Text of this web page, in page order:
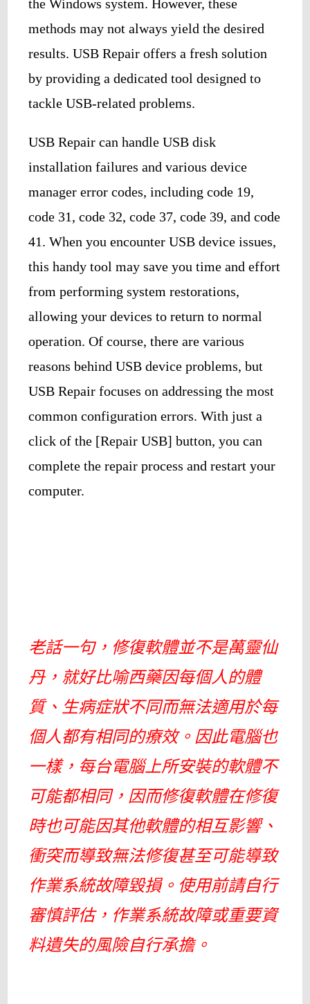
the Windows system. However, these
methods may not always yield the desired
results. USB Repair offers a fresh solution
by providing a dedicated tool designed to
tackle USB-related problems.
USB Repair can handle USB disk
installation failures and various device
manager error codes, including code 19,
code 31, code 32, code 37, code 39, and code
41. When you encounter USB device issues,
this handy tool may save you time and effort
from performing system restorations,
allowing your devices to return to normal
operation. Of course, there are various
reasons behind USB device problems, but
USB Repair focuses on addressing the most
common configuration errors. With just a
click of the [Repair USB] button, you can
complete the repair process and restart your
computer.
老話一句，修復軟體並不是萬靈仙
丹，就好比喻西藥因每個人的體
質、生病症狀不同而無法適用於每
個人都有相同的療效。因此電腦也
一樣，每台電腦上所安裝的軟體不
可能都相同，因而修復軟體在修復
時也可能因其他軟體的相互影響、
衝突而導致無法修復甚至可能導致
作業系統故障毀損。使用前請自行
審慎評估，作業系統故障或重要資
料遺失的風險自行承擔。